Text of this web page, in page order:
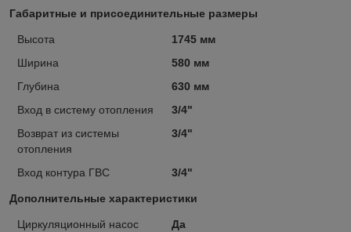
Габаритные и присоединительные размеры
Высота
1745 мм
Ширина
580 мм
Глубина
630 мм
Вход в систему отопления
3/4"
Возврат из системы
отопления
3/4"
Вход контура ГВС 3/4"
Дополнительные характеристики
Циркуляционный насос
Да